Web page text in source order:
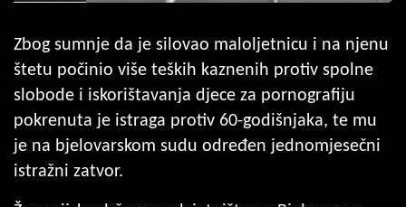
Zbog sumnje da je silovao maloljetnicu i na njenu
štetu počinio više teških kaznenih protiv spolne
slobode i iskorištavanja djece za pornografiju
pokrenuta je istraga protiv 60-godišnjaka, te mu
je na bjelovarskom sudu određen jednomjesečni
istražni zatvor.